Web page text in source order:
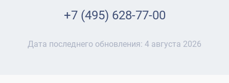
+7 (495) 628-77-00
Дата последнего обновления: 4 августа 2026